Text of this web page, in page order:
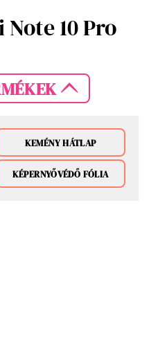
10 Pro
KEMÉNY HÁTLAP
KÉPERNYŐVÉDŐ FÓLIA